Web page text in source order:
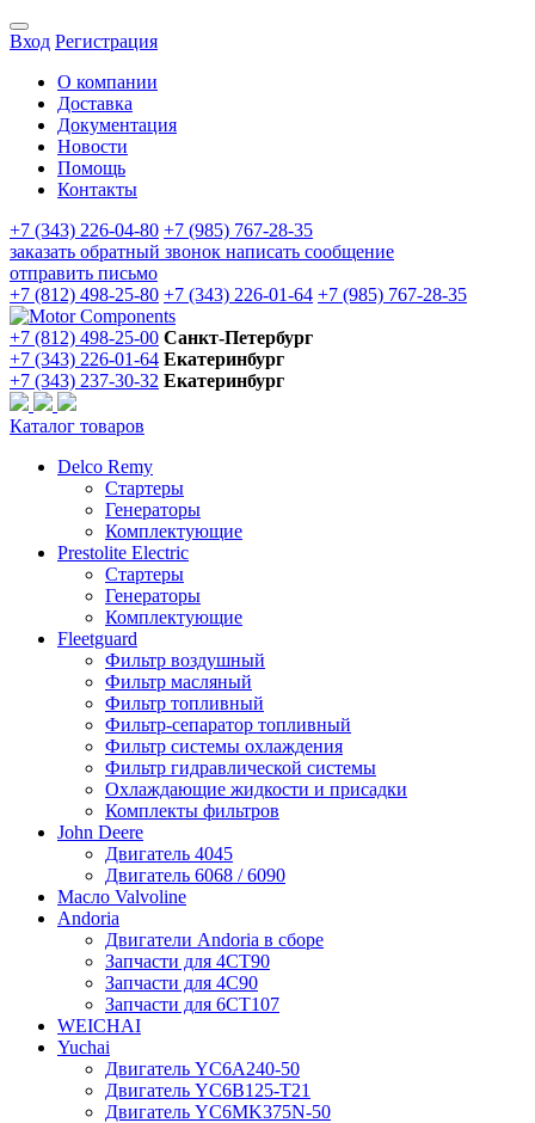
Вход Регистрация
О компании
Доставка
Документация
Новости
Помощь
Контакты
+7 (343) 226-04-80 +7 (985) 767-28-35
заказать обратный звонок написать сообщение
отправить письмо
+7 (812) 498-25-80 +7 (343) 226-01-64 +7 (985) 767-28-35
+7 (812) 498-25-00 Санкт-Петербург
+7 (343) 226-01-64 Екатеринбург
+7 (343) 237-30-32 Екатеринбург
Каталог товаров
Delco Remy
Стартеры
Генераторы
Комплектующие
Prestolite Electric
Стартеры
Генераторы
Комплектующие
Fleetguard
Фильтр воздушный
Фильтр масляный
Фильтр топливный
Фильтр-сепаратор топливный
Фильтр системы охлаждения
Фильтр гидравлической системы
Охлаждающие жидкости и присадки
Комплекты фильтров
John Deere
Двигатель 4045
Двигатель 6068 / 6090
Масло Valvoline
Andoria
Двигатели Andoria в сборе
Запчасти для 4CT90
Запчасти для 4С90
Запчасти для 6CT107
WEICHAI
Yuchai
Двигатель YC6A240-50
Двигатель YC6B125-T21
Двигатель YC6MK375N-50